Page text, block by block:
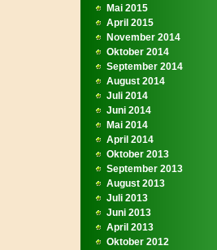
Mai 2015
April 2015
November 2014
Oktober 2014
September 2014
August 2014
Juli 2014
Juni 2014
Mai 2014
April 2014
Oktober 2013
September 2013
August 2013
Juli 2013
Juni 2013
April 2013
Oktober 2012